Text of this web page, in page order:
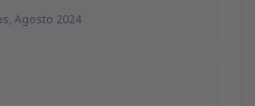
Agosto 2024